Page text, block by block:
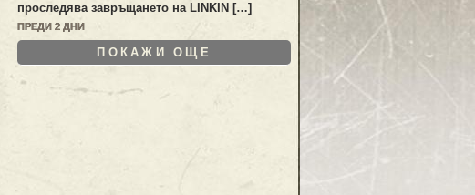
проследява завръщането наLINKIN […]
ПРЕДИ 2 ДНИ
ПОКАЖИ ОЩЕ